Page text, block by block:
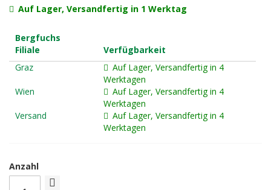
Auf Lager, Versandfertig in 1 Werktag
Bergfuchs
Filiale
Verfügbarkeit
Graz
Auf Lager, Versandfertig in 4
Werktagen
Wien
Auf Lager, Versandfertig in 4
Werktagen
Versand
Auf Lager, Versandfertig in 4
Werktagen
Anzahl